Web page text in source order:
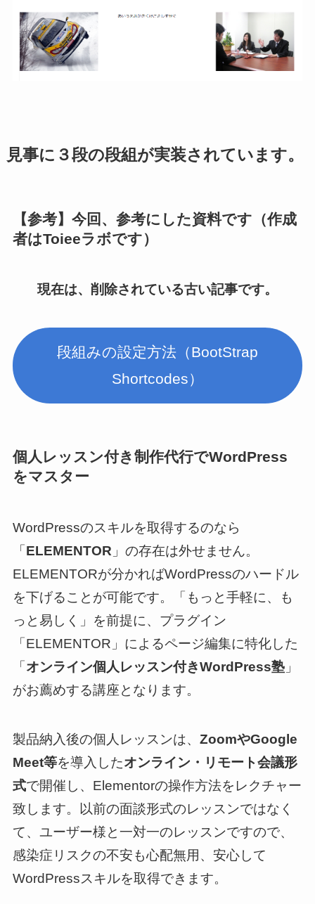
見事に３段の段組が実装されています。
【参考】今回、参考にした資料です（作成
者はToieeラボです）
現在は、削除されている古い記事です。
段組みの設定方法（BootStrap
Shortcodes）
個人レッスン付き制作代行でWordPress
をマスター
WordPressのスキルを取得するのなら
「ELEMENTOR 」の存在は外せません。
ELEMENTORが分かればWordPressのハードル
を下げることが可能です。「もっと手軽に、も
っと易しく」を前提に、プラグイン
「ELEMENTOR」によるページ編集に特化した
「オンライン個人レッスン付きWordPress塾」
がお薦めする講座となります。
製品納入後の個人レッスンは、 ZoomやGoogle
Meet等を導入したオンライン・リモート会議形
式で開催し、Elementorの操作方法をレクチャー
致します。以前の面談形式のレッスンではなく
て、ユーザー様と一対一のレッスンですので、
感染症リスクの不安も心配無用、安心して
WordPressスキルを取得できます。